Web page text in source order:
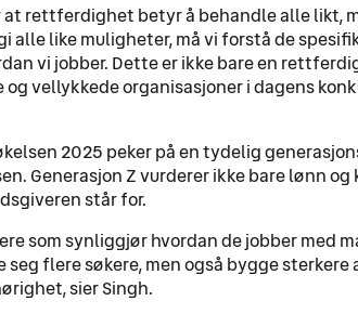
at rettferdighet betyr å behandle alle likt,
alle like muligheter, må vi forstå de
vi jobber. Dette er ikke bare en
og vellykkede organisasjoner i dagens
2025 peker på en tydelig
Generasjon Z vurderer ikke bare lønn
står for​.
som synliggjør hvordan de jobber med
seg flere søkere, men også bygge
sier Singh​.